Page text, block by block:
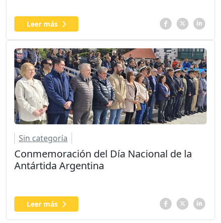
Leer más
Sin categoría
Conmemoración del Día Nacional de la
Antártida Argentina
Leer más